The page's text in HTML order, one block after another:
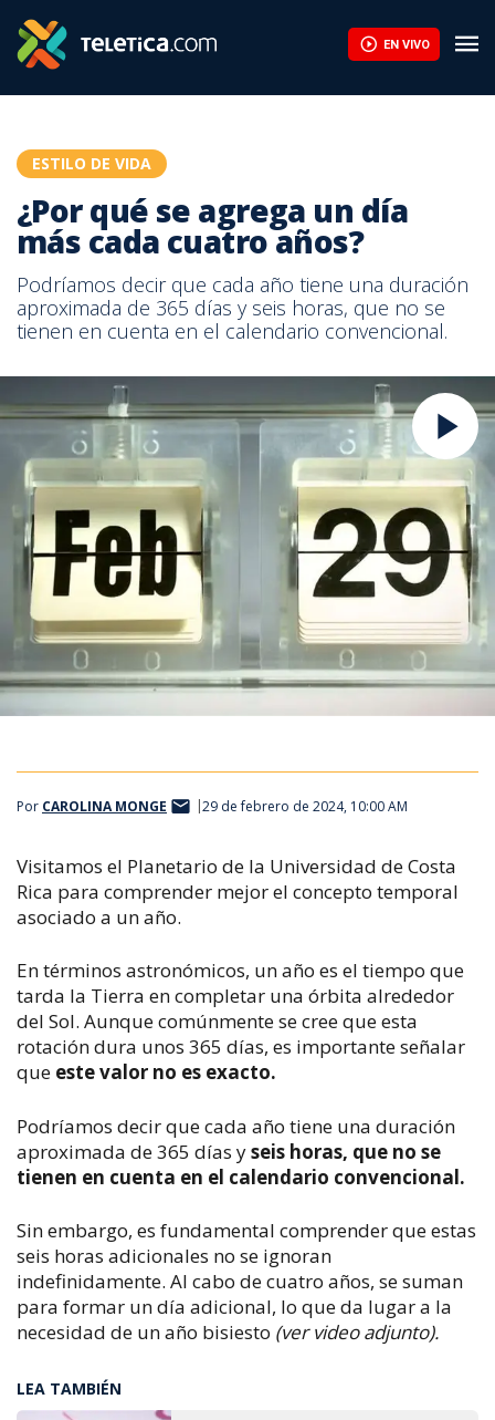
EN VIVO
ESTILO DE VIDA
¿Por qué se agrega un día
más cada cuatro años?
Podríamos decir que cada año tiene una duración
aproximada de 365 días y seis horas, que no se
tienen en cuenta en el calendario convencional.
Por CAROLINA MONGE 29 de febrero de 2024, 10:00 AM
Visitamos el Planetario de la Universidad de Costa
Rica para comprender mejor el concepto temporal
asociado a un año.
En términos astronómicos, un año es el tiempo que
tarda la Tierra en completar una órbita alrededor
del Sol. Aunque comúnmente se cree que esta
rotación dura unos 365 días, es importante señalar
que este valor no es exacto.
Podríamos decir que cada año tiene una duración
aproximada de 365 días yseis horas, que no se
tienen en cuenta en el calendario convencional.
Sin embargo, es fundamental comprender que estas
seis horas adicionales no se ignoran
indefinidamente. Al cabo de cuatro años, se suman
para formar un día adicional, lo que da lugar a la
necesidad de un año bisiesto (ver video adjunto).
LEA TAMBIÉN